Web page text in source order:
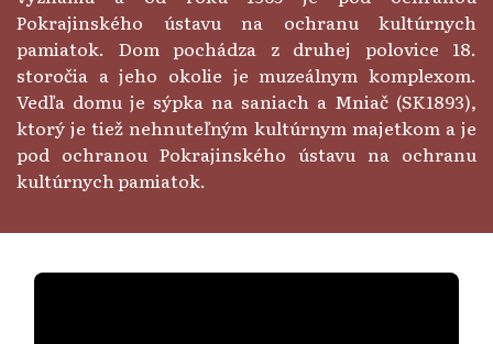
Pokrajinského ústavu na ochranu kultúrnych
pamiatok. Dom pochádza z druhej polovice 18.
storočia a jeho okolie je muzeálnym komplexom.
Vedľa domu je sýpka na saniach a Mniač (SK1893),
ktorý je tiež nehnuteľným kultúrnym majetkom a je
pod ochranou Pokrajinského ústavu na ochranu
kultúrnych pamiatok.